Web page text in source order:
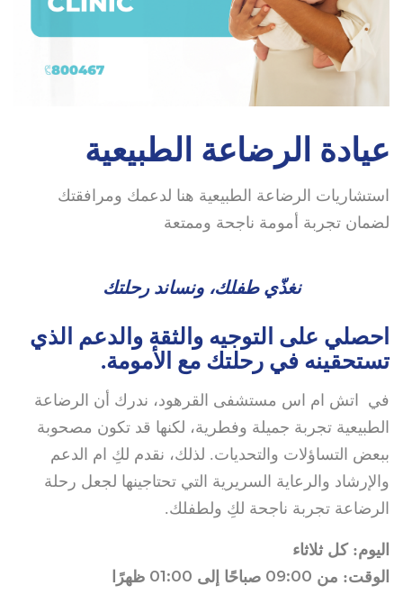
عيادة الرضاعة الطبيعية
استشاريات الرضاعة الطبيعية هنا لدعمك ومرافقتك
لضمان تجربة أمومة ناجحة وممتعة
نغذّي طفلك، ونساند رحلتك
احصلي على التوجيه والثقة والدعم الذي
تستحقينه في رحلتك مع الأمومة.
في اتش ام اس مستشفى القرهود، ندرك أن الرضاعة
الطبيعية تجربة جميلة وفطرية، لكنها قد تكون مصحوبة
ببعض التساؤلات والتحديات. لذلك، نقدم لكِ ام الدعم
والإرشاد والرعاية السريرية التي تحتاجينها لجعل رحلة
الرضاعة تجربة ناجحة لكِ ولطفلك.
اليوم: كل ثلاثاء
الوقت: من 09:00 صباحًا إلى 01:00 ظهرًا